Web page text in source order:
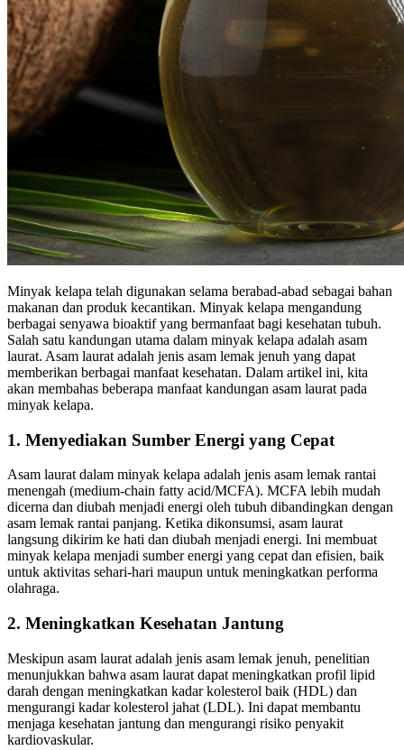
Minyak kelapa telah digunakan selama berabad-abad sebagai bahan
makanan dan produk kecantikan. Minyak kelapa mengandung
berbagai senyawa bioaktif yang bermanfaat bagi kesehatan tubuh.
Salah satu kandungan utama dalam minyak kelapa adalah asam
laurat. Asam laurat adalah jenis asam lemak jenuh yang dapat
memberikan berbagai manfaat kesehatan. Dalam artikel ini, kita
akan membahas beberapa manfaat kandungan asam laurat pada
minyak kelapa.
1. Menyediakan Sumber Energi yang Cepat
Asam laurat dalam minyak kelapa adalah jenis asam lemak rantai
menengah (medium-chain fatty acid/MCFA). MCFA lebih mudah
dicerna dan diubah menjadi energi oleh tubuh dibandingkan dengan
asam lemak rantai panjang. Ketika dikonsumsi, asam laurat
langsung dikirim ke hati dan diubah menjadi energi. Ini membuat
minyak kelapa menjadi sumber energi yang cepat dan efisien, baik
untuk aktivitas sehari-hari maupun untuk meningkatkan performa
olahraga.
2. Meningkatkan Kesehatan Jantung
Meskipun asam laurat adalah jenis asam lemak jenuh, penelitian
menunjukkan bahwa asam laurat dapat meningkatkan profil lipid
darah dengan meningkatkan kadar kolesterol baik (HDL) dan
mengurangi kadar kolesterol jahat (LDL). Ini dapat membantu
menjaga kesehatan jantung dan mengurangi risiko penyakit
kardiovaskular.